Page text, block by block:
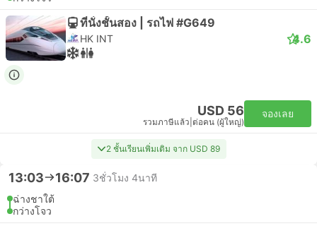
ที่นั่งชั้นสอง | รถไฟ #G649
HK INT 4.6
USD 56
รวมภาษีแล้ว ต่อคน (ผู้ใหญ่)
จองเลย
2 ชั้นเรียนเพิ่มเติม จาก USD 89
13:03 16:07 3ชั่วโมง 4นาที
ฉ่างชาใต้
กว่างโจว